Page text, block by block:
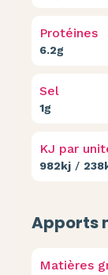
Protéines
6.2g
Sel
1g
KJ par
982kj /
Apports
Matières